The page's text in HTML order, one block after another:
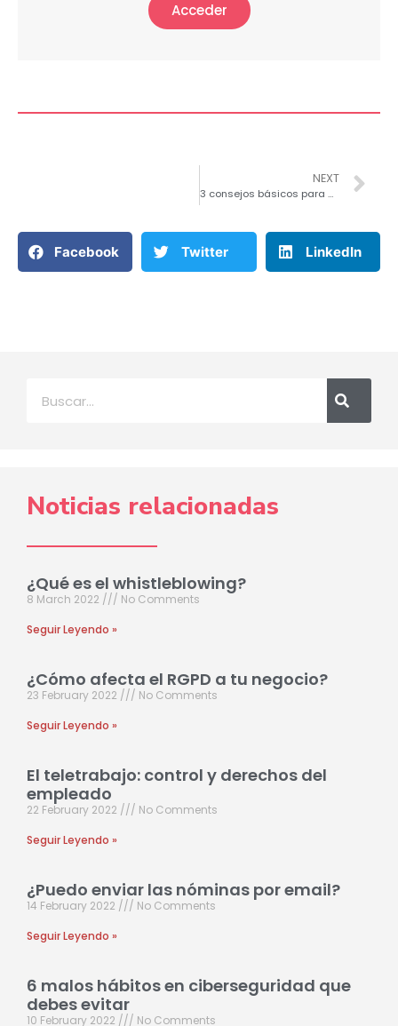
Acceder
NEXT
3 consejos básicos para garantizar la protección de la información de tu empresa.
Facebook Twitter LinkedIn
Noticias relacionadas
¿Qué es el whistleblowing?
8 March 2022
No Comments
Seguir Leyendo »
¿Cómo afecta el RGPD a tu negocio?
23 February 2022
No Comments
Seguir Leyendo »
El teletrabajo: control y derechos del
empleado
22 February 2022
No Comments
Seguir Leyendo »
¿Puedo enviar las nóminas por email?
14 February 2022
No Comments
Seguir Leyendo »
6 malos hábitos en ciberseguridad que
debes evitar
10 February 2022 No Comments